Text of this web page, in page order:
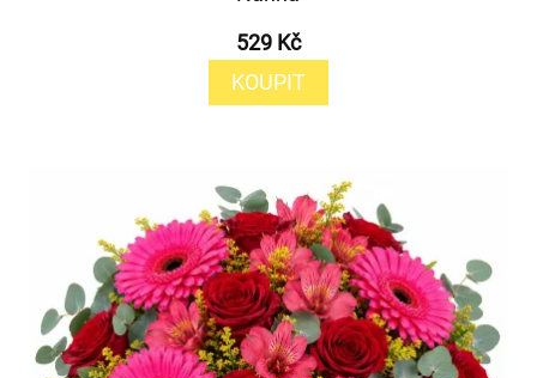
529 Kč
KOUPIT